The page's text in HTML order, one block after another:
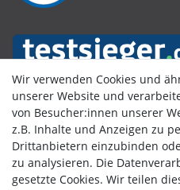
Kundenbewertungen
Wir verwenden Cookies und
unserer Website und
von Besucher:innen unserer
z.B. Inhalte und Anzeigen zu
Drittanbietern einzubinden
zu analysieren. Die
gesetzte Cookies. Wir teilen